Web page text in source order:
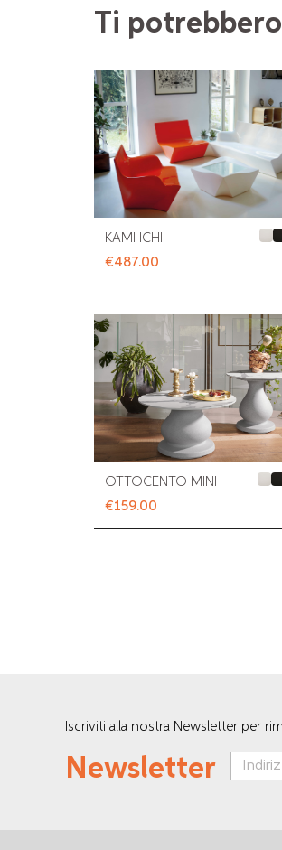
Ti
KAMI ICHI
€487.00
OTTOCENTO MINI
€159.00
Iscriviti alla nostra Newsletter per
Newsletter